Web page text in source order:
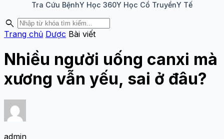
Tra Cứu BệnhY Học 360Y Học Cổ TruyềnY Tế
search
Trang chủ Dược Bài viết
Nhiều người uống canxi mà
xương vẫn yếu, sai ở đâu?
admin